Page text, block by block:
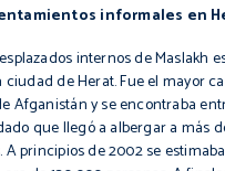
informales en
internos deMaslakh
ciudad deHerat. Fue el mayor
Afganistány se encontraba
que llegó a albergar a más
principios de 2002 se